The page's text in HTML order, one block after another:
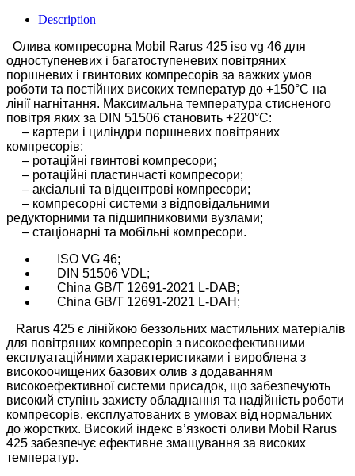
Description
Олива компресорна Mobil Rarus 425 iso vg 46 для
одноступеневих і багатоступеневих повітряних
поршневих і гвинтових компресорів за важких умов
роботи та постійних високих температур до +150°C на
лінії нагнітання. Максимальна температура стисненого
повітря яких за DIN 51506 становить +220°C:
– картери і циліндри поршневих повітряних
компресорів;
– ротаційні гвинтові компресори;
– ротаційні пластинчасті компресори;
– аксіальні та відцентрові компресори;
– компресорні системи з відповідальними
редукторними та підшипниковими вузлами;
– стаціонарні та мобільні компресори.
ISO VG 46;
DIN 51506 VDL;
China GB/T 12691-2021 L-DAB;
China GB/T 12691-2021 L-DAH;
Rarus 425 є лінійкою беззольних мастильних матеріалів
для повітряних компресорів з високоефективними
експлуатаційними характеристиками і вироблена з
високоочищених базових олив з додаванням
високоефективної системи присадок, що забезпечують
високий ступінь захисту обладнання та надійність роботи
компресорів, експлуатованих в умовах від нормальних
до жорстких. Високий індекс в’язкості оливи Mobil Rarus
425 забезпечує ефективне змащування за високих
температур.